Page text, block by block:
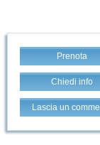
Prenota
Chiedi info
Lascia un